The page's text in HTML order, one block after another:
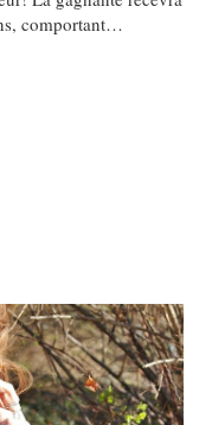
comportant…